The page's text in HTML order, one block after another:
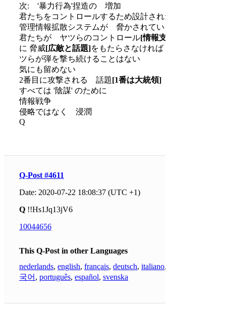
次: '暴力行為'捏造の 増加
君たちをコントロールするため設計された
管理情報拡散システムが 脅かされている
君たちが ヤツらのコントロール[情報支配]
に 脅威[広敵と話題]をもたらさなければ ヤ
ツらが弾を撃ち続けることはない
気にも留めない
2番目に攻撃される 話題[1番は大統領]
すべては '陰謀' のために
情報戦争
侵略ではなく 浸潤
Q
Q-Post #4611
Date: 2020-07-22 18:08:37 (UTC +1)
Q !!Hs1Jq13jV6
10044656
This Q-Post in other Languages
nederlands, english, français, deutsch, italiano,
국어 , português, español, svenska